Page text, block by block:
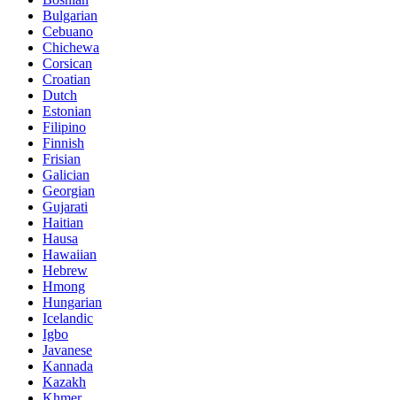
Bulgarian
Cebuano
Chichewa
Corsican
Croatian
Dutch
Estonian
Filipino
Finnish
Frisian
Galician
Georgian
Gujarati
Haitian
Hausa
Hawaiian
Hebrew
Hmong
Hungarian
Icelandic
Igbo
Javanese
Kannada
Kazakh